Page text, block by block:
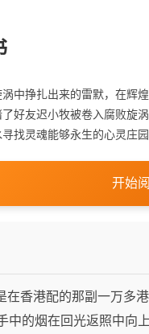
中挣扎出来的雷默，在辉
好友迟小牧被卷入腐败旋
找灵魂能够永生的心灵庄
开始
香港配的那副一万多
的烟在回光返照中向